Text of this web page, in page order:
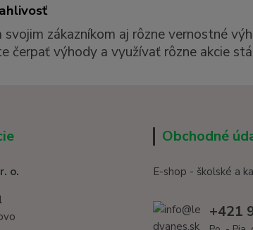
zákazníkom aj rôzne vernostné
čerpať výhody a využívať rôzne akcie
o.
Obchodné
E-shop - školské a
+421